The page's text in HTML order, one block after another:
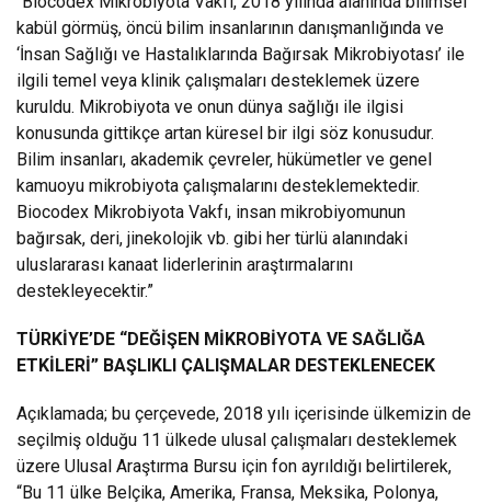
kabül görmüş, öncü bilim insanlarının danışmanlığında ve
‘İnsan Sağlığı ve Hastalıklarında Bağırsak Mikrobiyotası’ ile
ilgili temel veya klinik çalışmaları desteklemek üzere
kuruldu. Mikrobiyota ve onun dünya sağlığı ile ilgisi
konusunda gittikçe artan küresel bir ilgi söz konusudur.
Bilim insanları, akademik çevreler, hükümetler ve genel
kamuoyu mikrobiyota çalışmalarını desteklemektedir.
Biocodex Mikrobiyota Vakfı, insan mikrobiyomunun
bağırsak, deri, jinekolojik vb. gibi her türlü alanındaki
uluslararası kanaat liderlerinin araştırmalarını
destekleyecektir.”
TÜRKİYE’DE “DEĞİŞEN MİKROBİYOTA VE SAĞLIĞA
ETKİLERİ” BAŞLIKLI ÇALIŞMALAR DESTEKLENECEK
Açıklamada; bu çerçevede, 2018 yılı içerisinde ülkemizin de
seçilmiş olduğu 11 ülkede ulusal çalışmaları desteklemek
üzere Ulusal Araştırma Bursu için fon ayrıldığı belirtilerek,
“Bu 11 ülke Belçika, Amerika, Fransa, Meksika, Polonya,